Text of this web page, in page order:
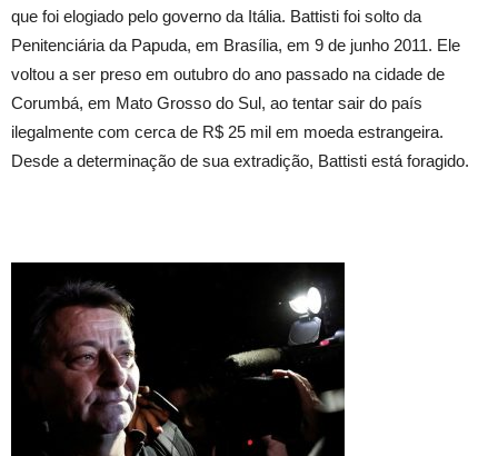
que foi elogiado pelo governo da Itália. Battisti foi solto da
Penitenciária da Papuda, em Brasília, em 9 de junho 2011. Ele
voltou a ser preso em outubro do ano passado na cidade de
Corumbá, em Mato Grosso do Sul, ao tentar sair do país
ilegalmente com cerca de R$ 25 mil em moeda estrangeira.
Desde a determinação de sua extradição, Battisti está foragido.